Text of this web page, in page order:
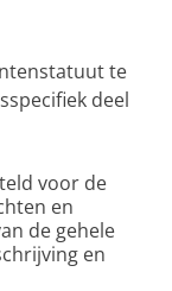
te
deel
voor de
en
de gehele
en